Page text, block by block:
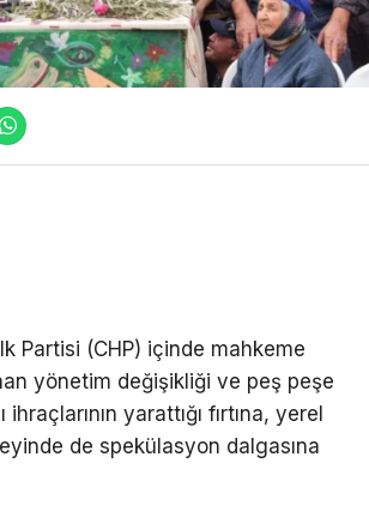
Partisi (CHP) içinde mahkeme
yönetim değişikliği ve peş peşe
yarattığı fırtına, yerel
de spekülasyon dalgasına